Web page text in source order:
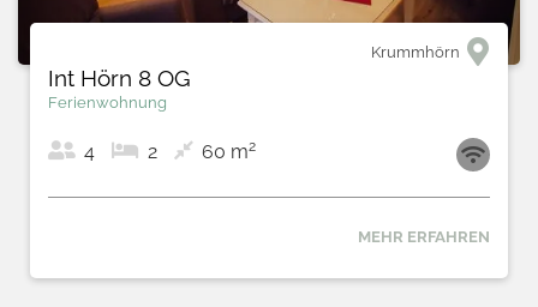
Krummhörn
Int Hörn 8 OG
Ferienwohnung
4 2 60 m2
MEHR ERFAHREN